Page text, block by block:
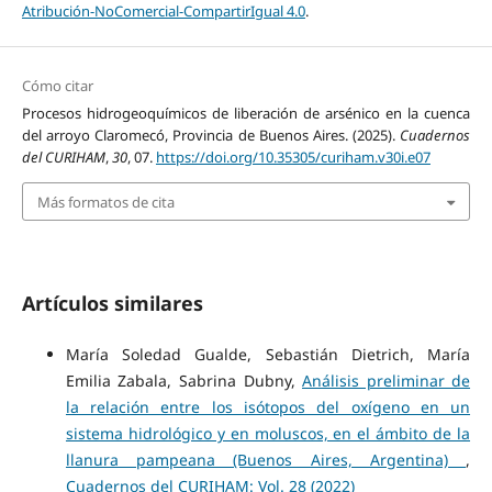
Atribución-NoComercial-CompartirIgual 4.0.
Cómo citar
Procesos hidrogeoquímicos de liberación de arsénico en la cuenca
del arroyo Claromecó, Provincia de Buenos Aires. (2025). Cuadernos
del CURIHAM,30, 07. https://doi.org/10.35305/curiham.v30i.e07
Más formatos de cita
Artículos similares
María Soledad Gualde, Sebastián Dietrich, María
Emilia Zabala, Sabrina Dubny,Análisis preliminar de
la relación entre los isótopos del oxígeno en un
sistema hidrológico y en moluscos, en el ámbito de la
llanura pampeana (Buenos Aires, Argentina) ,
Cuadernos del CURIHAM: Vol. 28 (2022)